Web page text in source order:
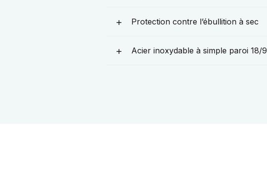
Protection contre l’ébullition à sec
Acier inoxydable à simple paroi 18/9